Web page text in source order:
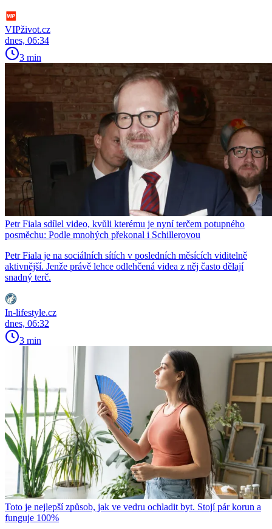
VIPživot.cz
dnes, 06:34
3 min
Petr Fiala sdílel video, kvůli kterému je nyní terčem potupného
posměchu: Podle mnohých překonal i Schillerovou
Petr Fiala je na sociálních sítích v posledních měsících viditelně
aktivnější. Jenže právě lehce odlehčená videa z něj často dělají
snadný terč.
In-lifestyle.cz
dnes, 06:32
3 min
Toto je nejlepší způsob, jak ve vedru ochladit byt. Stojí pár korun a
funguje 100%